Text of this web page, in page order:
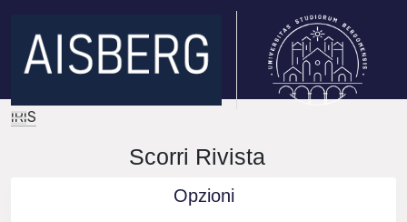
IRIS
Scorri Rivista
Opzioni